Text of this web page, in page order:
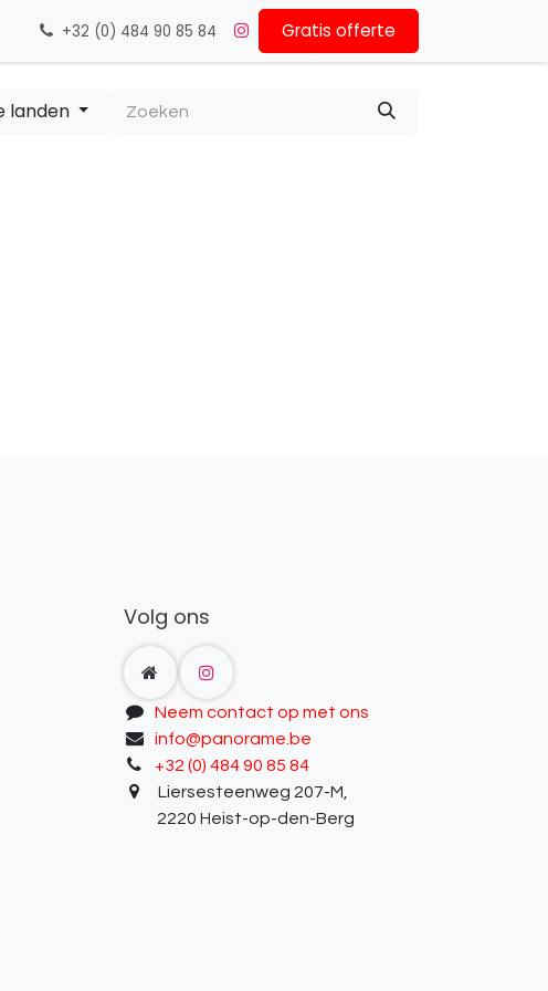
+32 (0) 484 90 85 84 Gratis offerte
landen
Volg ons
Neem contact op met ons
info@panorame.be
+32 (0) 484 90 85 84
Liersesteenweg 207-M,
2220 Heist-op-den-Berg